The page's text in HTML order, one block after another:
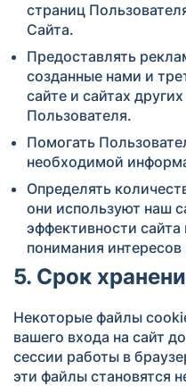
страниц
Сайта.
Предоставлять
созданные нами и
сайте и сайтах
Пользователя.
Помогать
необходимой
Определять
они используют наш
эффективности
понимания
5. Срок
Некоторые файлы
вашего входа на сайт
сессии работы в
эти файлы становятся